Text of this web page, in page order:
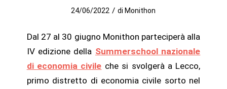
24/06/2022 / di Monithon
Dal 27 al 30 giugno Monithon parteciperà alla
IV edizione della Summerschool nazionale
di economia civile che si svolgerà a Lecco,
primo distretto di economia civile sorto nel